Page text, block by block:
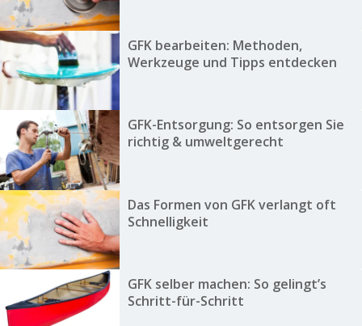
GFK bearbeiten: Methoden,
Werkzeuge und Tipps entdecken
GFK-Entsorgung: So entsorgen Sie
richtig & umweltgerecht
Das Formen von GFK verlangt oft
Schnelligkeit
GFK selber machen: So gelingt’s
Schritt-für-Schritt